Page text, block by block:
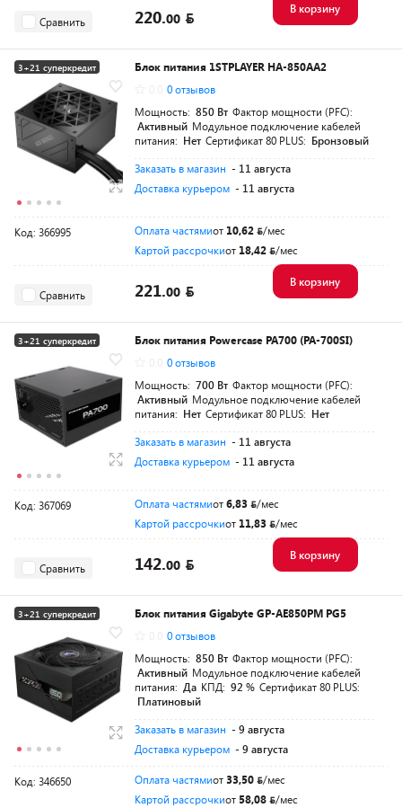
Сравнить 220.00
В корзину
3+21 суперкредит
Разумная цена
Блок питания 1STPLAYER HA-850AA2
0 отзывов
Мощность: 850 Вт Фактор мощности (PFC):
Активный Модульное подключение кабелей
питания: Нет Сертификат 80 PLUS: Бронзовый
Заказать в магазин - 11 августа
Доставка курьером - 11 августа
Код: 366995 Оплата частямиот 10,62
/мес
Картой рассрочкиот 18,42 /мес
Сравнить 221.00
В корзину
3+21 суперкредит
Разумная цена
Блок питания Powercase PA700 (PA-700SI)
0 отзывов
Мощность: 700 Вт Фактор мощности (PFC):
Активный Модульное подключение кабелей
питания: Нет Сертификат 80 PLUS: Нет
Заказать в магазин - 11 августа
Доставка курьером - 11 августа
Код: 367069 Оплата частямиот6,83
/мес
Картой рассрочкиот 11,83 /мес
Сравнить 142.00
В корзину
3+21 суперкредит
Разумная цена
Блок питания Gigabyte GP-AE850PM PG5
0 отзывов
Мощность: 850 Вт Фактор мощности (PFC):
Активный Модульное подключение кабелей
питания: Да КПД: 92 % Сертификат 80 PLUS:
Платиновый
Заказать в магазин - 9 августа
Доставка курьером - 9 августа
Код: 346650 Оплата частямиот33,50
/мес
Картой рассрочкиот 58,08 /мес